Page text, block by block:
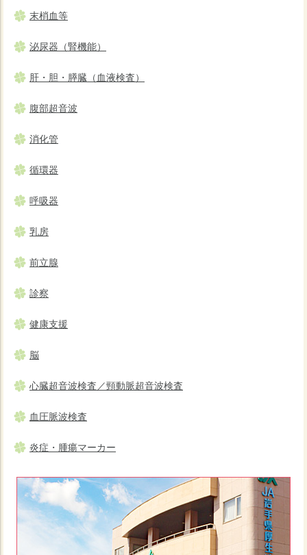
末梢血等
泌尿器（腎機能）
肝・胆・膵臓（血液検査）
腹部超音波
消化管
循環器
呼吸器
乳房
前立腺
診察
健康支援
脳
心臓超音波検査／頸動脈超音波検査
血圧脈波検査
炎症・腫瘍マーカー